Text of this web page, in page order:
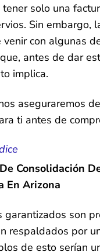
solo una
Sin embargo,
con algunas
antes de dar
implica.
aseguraremos
ti antes de
Consolidación
En Arizona
garantizados son
respaldados por
de esto serían